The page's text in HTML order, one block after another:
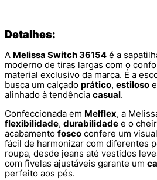
Detalhes:
A Melissa Switch 36154 é a
moderno de tiras largas com o
material exclusivo da marca. É a
busca um calçado prático, estiloso
alinhado à tendência casual.
Confeccionada em Melflex, a
flexibilidade, durabilidade e o
acabamento fosco confere um visual
fácil de harmonizar com diferentes
roupa, desde jeans até vestidos
com fivelas ajustáveis garante um
perfeito aos pés.